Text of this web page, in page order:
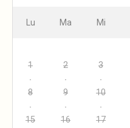
Lu Ma Mi
1 2 3
8 9 10
15 16 17